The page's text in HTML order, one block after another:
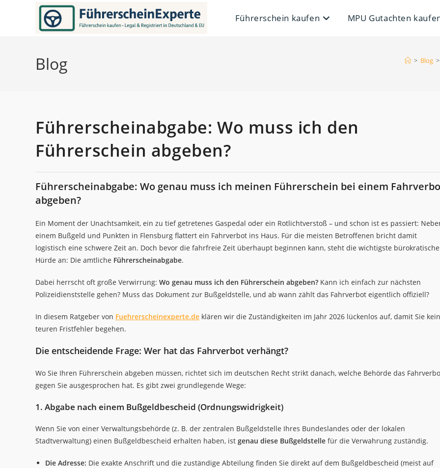
Führerschein kaufen MPU Gutachten
Blog > Blog >
Führerscheinabgabe: Wo muss ich den
Führerschein abgeben?
Führerscheinabgabe: Wo genau muss ich meinen Führerschein bei einem
abgeben?
Ein Moment der Unachtsamkeit, ein zu tief getretenes Gaspedal oder ein Rotlichtverstoß – und schon ist es passiert:
einem Bußgeld und Punkten in Flensburg flattert ein Fahrverbot ins Haus. Für die meisten Betroffenen bricht damit
logistisch eine schwere Zeit an. Doch bevor die fahrfreie Zeit überhaupt beginnen kann, steht die wichtigste bürokratische
Hürde an: Die amtliche Führerscheinabgabe.
Dabei herrscht oft große Verwirrung: Wo genau muss ich den Führerschein abgeben? Kann ich einfach zur nächsten
Polizeidienststelle gehen? Muss das Dokument zur Bußgeldstelle, und ab wann zählt das Fahrverbot eigentlich offiziell?
In diesem Ratgeber von Fuehrerscheinexperte.de klären wir die Zuständigkeiten im Jahr 2026 lückenlos auf, damit Sie
teuren Fristfehler begehen.
Die entscheidende Frage: Wer hat das Fahrverbot verhängt?
Wo Sie Ihren Führerschein abgeben müssen, richtet sich im deutschen Recht strikt danach, welche Behörde das
gegen Sie ausgesprochen hat. Es gibt zwei grundlegende Wege:
1. Abgabe nach einem Bußgeldbescheid (Ordnungswidrigkeit)
Wenn Sie von einer Verwaltungsbehörde (z. B. der zentralen Bußgeldstelle Ihres Bundeslandes oder der lokalen
Stadtverwaltung) einen Bußgeldbescheid erhalten haben, ist genau diese Bußgeldstelle für die Verwahrung zuständig.
Die Adresse: Die exakte Anschrift und die zuständige Abteilung finden Sie direkt auf dem Bußgeldbescheid (meist auf